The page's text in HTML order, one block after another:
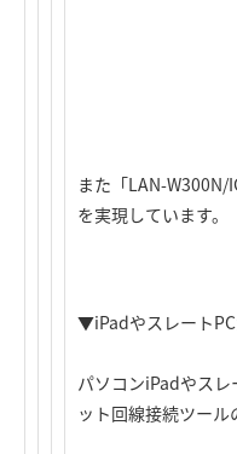
また「LAN-
を実現しています。
▼iPadやスレート
パソコンiPadやス
ット回線接続ツー